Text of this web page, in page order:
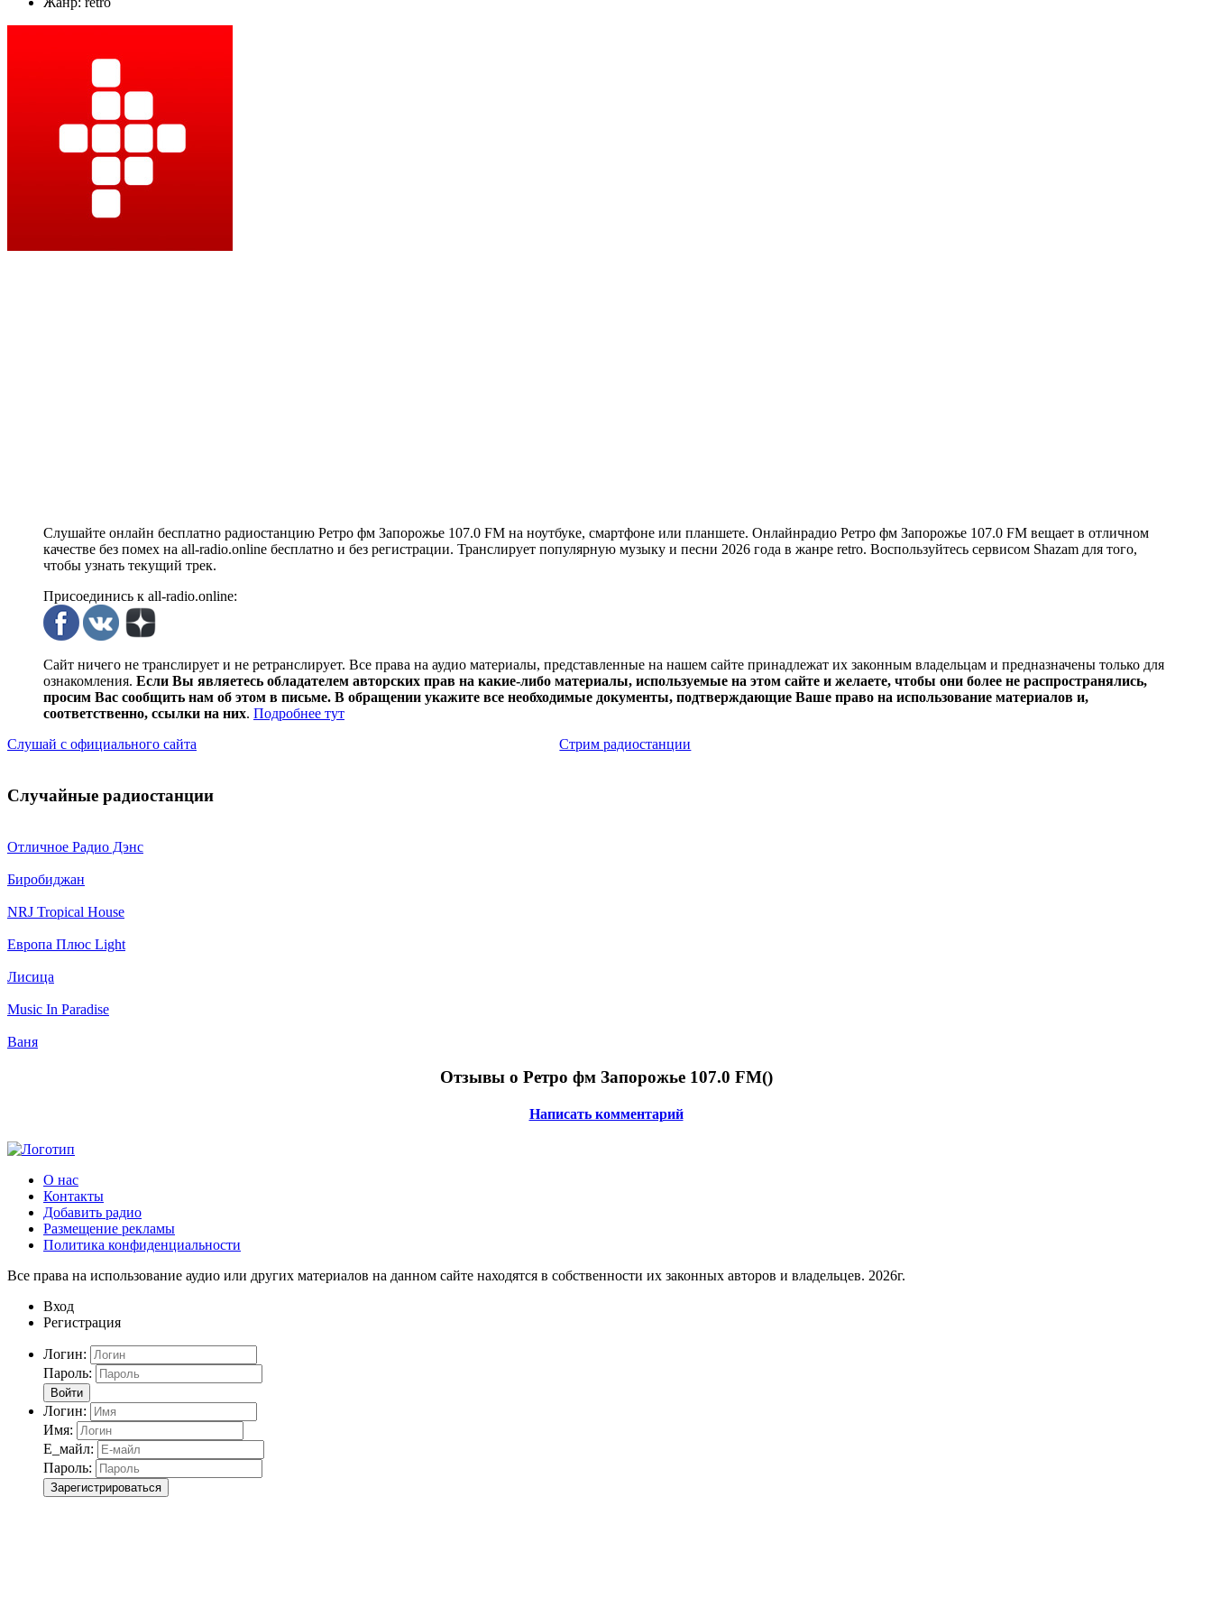
Слушайте онлайн бесплатно радиостанцию Ретро фм Запорожье 107.0 FM на ноутбуке, смартфоне или планшете. Онлайнрадио Ретро фм Запорожье 107.0 FM вещает в отличном
качестве без помех на all-radio.online бесплатно и без регистрации. Транслирует популярную музыку и песни 2026 года в жанре retro. Воспользуйтесь сервисом Shazam для того,
чтобы узнать текущий трек.
Присоединись к all-radio.online:
Сайт ничего не транслирует и не ретранслирует. Все права на аудио материалы, представленные на нашем сайте принадлежат их законным владельцам и предназначены только для
ознакомления. Если Вы являетесь обладателем авторских прав на какие-либо материалы, используемые на этом сайте и желаете, чтобы они более не распространялись,
просим Вас сообщить нам об этом в письме. В обращении укажите все необходимые документы, подтверждающие Ваше право на использование материалов и,
соответственно, ссылки на них. Подробнее тут
Слушай с официального сайта
Стрим радиостанции
Случайные радиостанции
Отличное Радио Дэнс
Биробиджан
NRJ Tropical House
Европа Плюс Light
Лисица
Music In Paradise
Ваня
Отзывы о Ретро фм Запорожье 107.0 FM()
Написать комментарий
О нас
Контакты
Добавить радио
Размещение рекламы
Политика конфиденциальности
Все права на использование аудио или других материалов на данном сайте находятся в собственности их законных авторов и владельцев. 2026г.
Вход
Регистрация
Логин:
Пароль:
Войти
Логин:
Имя:
Е_майл:
Пароль:
Зарегистрироваться